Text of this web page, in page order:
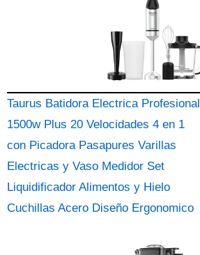
Taurus Batidora Electrica Profesional
1500w Plus 20 Velocidades 4 en 1
con Picadora Pasapures Varillas
Electricas y Vaso Medidor Set
Liquidificador Alimentos y Hielo
Cuchillas Acero Diseño Ergonomico